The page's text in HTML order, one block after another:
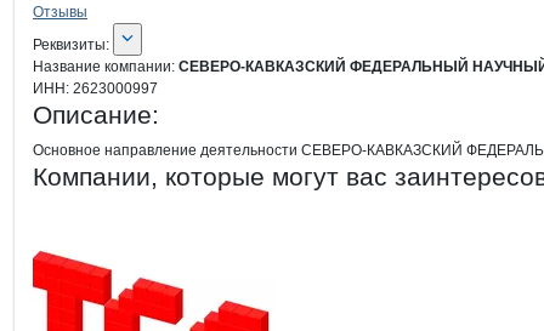
Отзывы
О компании
Реквизиты
Реквизиты:
Название компании: СЕВЕРО-КАВКАЗСКИЙ ФЕДЕРАЛЬНЫЙ
ИНН: 2623000997
Описание:
Основное направление деятельности СЕВЕРО-КАВКАЗСКИЙ
Компании, которые могут вас